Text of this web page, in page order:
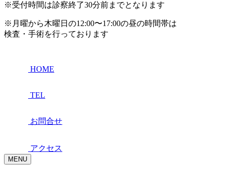
※受付時間は診察終了30分前までとなります
※月曜から木曜日の12:00〜17:00の昼の時間帯は
検査・手術を行っております
HOME
TEL
お問合せ
アクセス
MENU